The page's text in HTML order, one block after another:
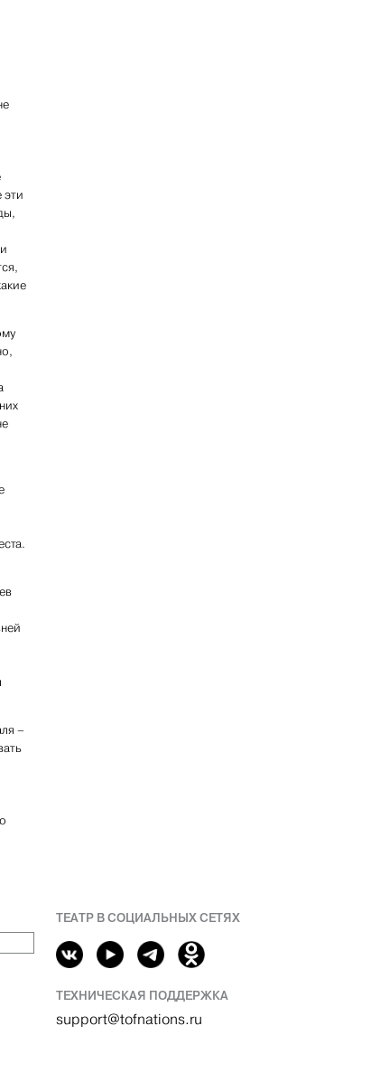
эти
–
ТЕАТР В СОЦИАЛЬНЫХ СЕТЯХ
ТЕХНИЧЕСКАЯ ПОДДЕРЖКА
support@tofnations.ru